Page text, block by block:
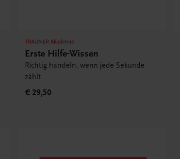
TRAUNER Akademie
Erste Hilfe-Wissen
Richtig handeln, wenn jede Sekunde
zählt
€ 29,50